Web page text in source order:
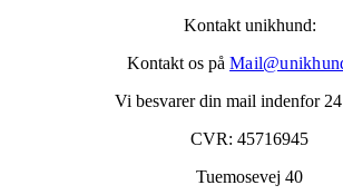
Kontakt unikhund:
Kontakt os på
Vi besvarer din mail indenfor
CVR: 45716945
Tuemosevej 40